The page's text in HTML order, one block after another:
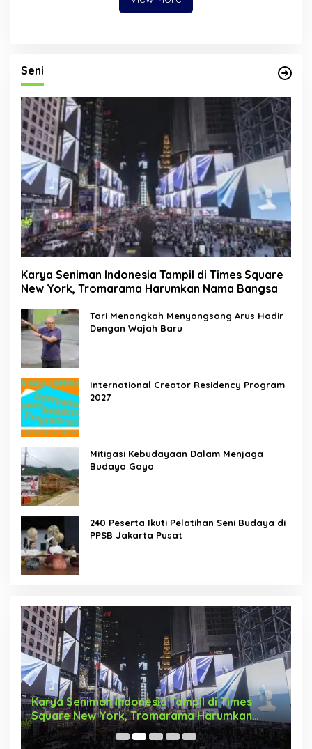
Seni
Karya Seniman Indonesia Tampil di Times Square
New York, Tromarama Harumkan Nama Bangsa
Tari Menongkah Menyongsong Arus Hadir
Dengan Wajah Baru
International Creator Residency Program
2027
Mitigasi Kebudayaan Dalam Menjaga
Budaya Gayo
240 Peserta Ikuti Pelatihan Seni Budaya di
PPSB Jakarta Pusat
Karya Seniman Indonesia Tampil di Times
Square New York, Tromarama Harumkan
Nama Bangsa